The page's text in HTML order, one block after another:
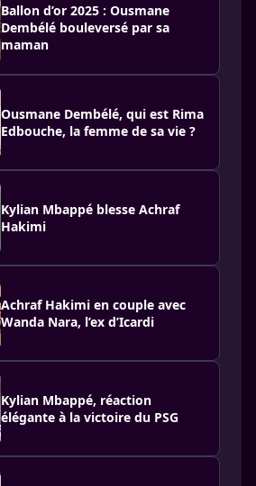
Ballon d’or 2025 : Ousmane
Dembélé bouleversé par sa
maman
Ousmane Dembélé, qui est Rima
Edbouche, la femme de sa vie ?
Kylian Mbappé blesse Achraf
Hakimi
Achraf Hakimi en couple avec
Wanda Nara, l’ex d’Icardi
Kylian Mbappé, réaction
élégante à la victoire du PSG